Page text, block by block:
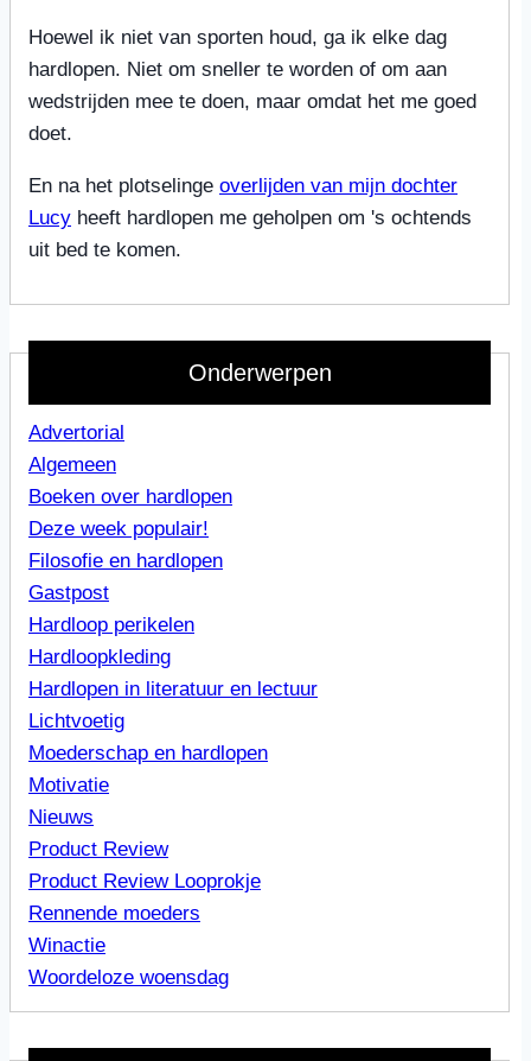
Hoewel ik niet van sporten houd, ga ik elke dag
hardlopen. Niet om sneller te worden of om aan
wedstrijden mee te doen, maar omdat het me goed
doet.
En na het plotselinge overlijden van mijn dochter
Lucy heeft hardlopen me geholpen om 's ochtends
uit bed te komen.
Onderwerpen
Advertorial
Algemeen
Boeken over hardlopen
Deze week populair!
Filosofie en hardlopen
Gastpost
Hardloop perikelen
Hardloopkleding
Hardlopen in literatuur en lectuur
Lichtvoetig
Moederschap en hardlopen
Motivatie
Nieuws
Product Review
Product Review Looprokje
Rennende moeders
Winactie
Woordeloze woensdag